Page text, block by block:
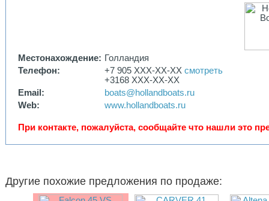
Местонахождение: Голландия
Телефон:
+7 905 XXX-XX-XX
+3168 XXX-XX-XX
смотреть
Email:
boats@hollandboats.ru
Web:
www.hollandboats.ru
При контакте, пожалуйста, сообщайте что нашли это
Другие похожие предложения по продаже: